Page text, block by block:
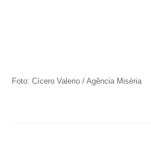
Foto: Cícero Valerio / Agência Miséria